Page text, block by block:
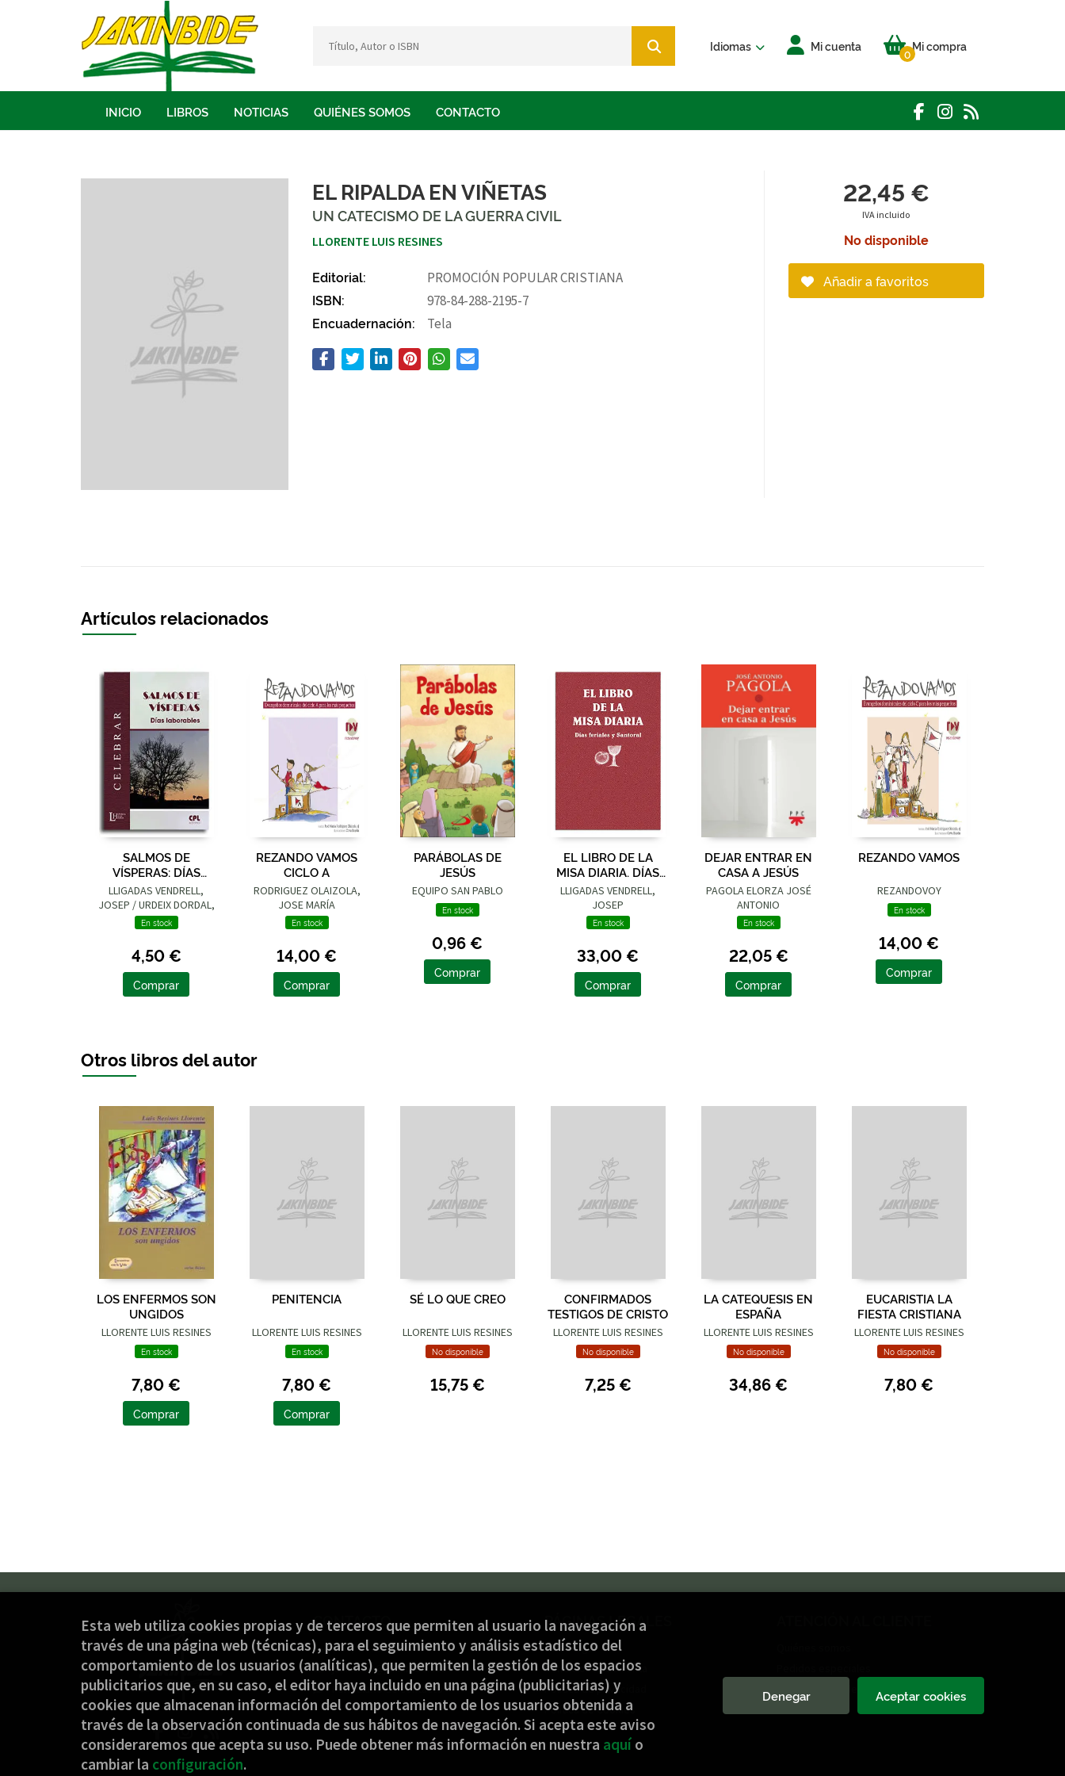
Idiomas Mi cuenta Mi compra
0
INICIO LIBROS NOTICIAS QUIÉNES SOMOS CONTACTO
EL RIPALDA EN VIÑETAS
UN CATECISMO DE LA GUERRA CIVIL
LLORENTE LUIS RESINES
Editorial:
PROMOCIÓN POPULAR CRISTIANA
ISBN:
978-84-288-2195-7
Encuadernación:
Tela
22,45 €
IVA incluido
No disponible
Añadir a favoritos
Artículos relacionados
SALMOS DE
VÍSPERAS: DÍAS
LABORABLES
LLIGADAS VENDRELL,
JOSEP / URDEIX DORDAL,
JOSEP
En stock
4,50 €
Comprar
REZANDO VAMOS
CICLO A
RODRIGUEZ OLAIZOLA,
JOSE MARÍA
En stock
14,00 €
Comprar
PARÁBOLAS DE
JESÚS
EQUIPO SAN PABLO
En stock
0,96 €
Comprar
EL LIBRO DE LA
MISA DIARIA. DÍAS
FERIALES Y
SANTORAL
LLIGADAS VENDRELL,
JOSEP
En stock
33,00 €
Comprar
DEJAR ENTRAR EN
CASA A JESÚS
PAGOLA ELORZA JOSÉ
ANTONIO
En stock
22,05 €
Comprar
REZANDO VAMOS
REZANDOVOY
En stock
14,00 €
Comprar
Otros libros del autor
LOS ENFERMOS SON
UNGIDOS
LLORENTE LUIS RESINES
En stock
7,80 €
Comprar
PENITENCIA
LLORENTE LUIS RESINES
En stock
7,80 €
Comprar
SÉ LO QUE CREO
LLORENTE LUIS RESINES
No disponible
15,75 €
CONFIRMADOS
TESTIGOS DE CRISTO
LLORENTE LUIS RESINES
No disponible
7,25 €
LA CATEQUESIS EN
ESPAÑA
LLORENTE LUIS RESINES
No disponible
34,86 €
EUCARISTIA LA
FIESTA CRISTIANA
LLORENTE LUIS RESINES
No disponible
7,80 €
CONTACTO
(+34) 944 232 934
jakinbide@jakinbide.eus
Formulario de contacto
PÁGINAS LEGALES
Aviso legal
Condiciones de venta
Política de privacidad
Política de Cookies
Formulario de desistimiento
Esta web utiliza cookies propias y de terceros que permiten al usuario la navegación a
través de una página web (técnicas), para el seguimiento y análisis estadístico del
comportamiento de los usuarios (analíticas), que permiten la gestión de los espacios
publicitarios que, en su caso, el editor haya incluido en una página (publicitarias) y
cookies que almacenan información del comportamiento de los usuarios obtenida a
través de la observación continuada de sus hábitos de navegación. Si acepta este aviso
consideraremos que acepta su uso. Puede obtener más información en nuestra aquí o
cambiar la configuración.
Denegar Aceptar cookies